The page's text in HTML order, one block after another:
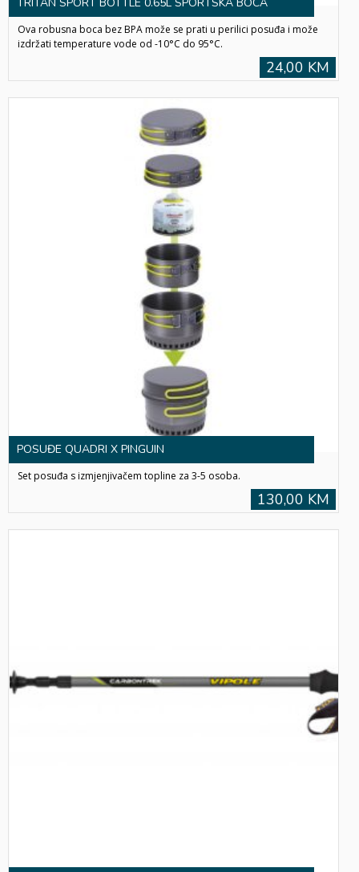
TRITAN SPORT BOTTLE 0.65L SPORTSKA BOCA
Ova robusna boca bez BPA može se prati u perilici posuđa i može
izdržati temperature vode od -10°C do 95°C.
24,00 KM
POSUĐE QUADRI X PINGUIN
Set posuđa s izmjenjivačem topline za 3-5 osoba.
130,00 KM